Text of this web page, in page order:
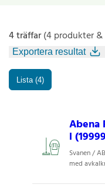
4 träffar(4 produkter &
Exportera resultat
Lista (4)
Abena
l
Svanen /
med